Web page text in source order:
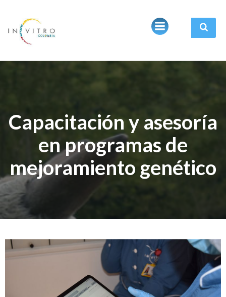
Capacitación y asesoría
en programas de
mejoramiento genético